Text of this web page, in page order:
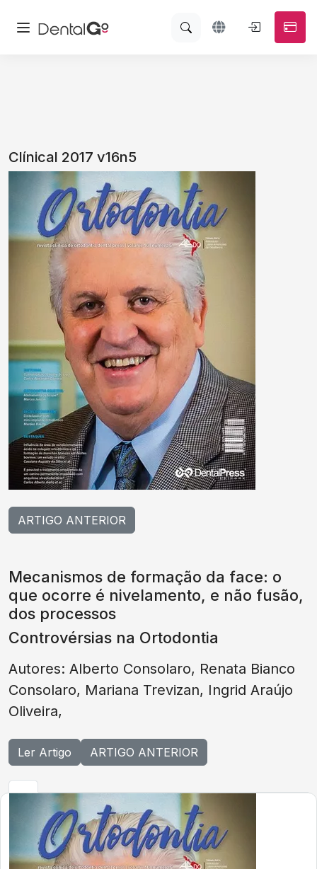
Clínical 2017 v16n5
ARTIGO ANTERIOR
Mecanismos de formação da face: o
que ocorre é nivelamento, e não fusão,
dos processos
Controvérsias na Ortodontia
Autores: Alberto Consolaro, Renata Bianco
Consolaro, Mariana Trevizan, Ingrid Araújo
Oliveira,
Ler Artigo ARTIGO ANTERIOR